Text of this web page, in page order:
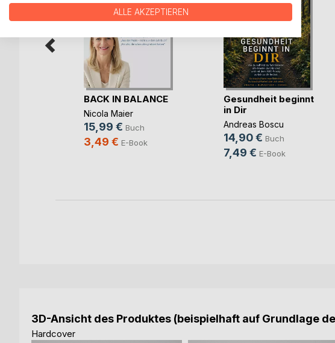
BACK IN BALANCE
Nicola Maier
15,99 € Buch
3,49 € E-Book
Gesundheit beginnt
in Dir
Andreas Boscu
14,90 € Buch
7,49 € E-Book
3D-Ansicht des Produktes (beispielhaft auf Grundlage
Hardcover
ALLE AKZEPTIEREN